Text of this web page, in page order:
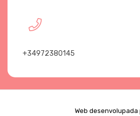
+34972380145
Web desenvolupada